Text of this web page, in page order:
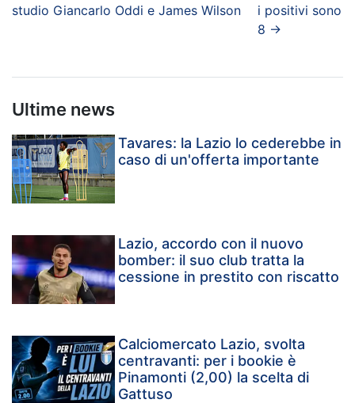
studio Giancarlo Oddi e James Wilson
i positivi sono
8 →
Ultime news
Tavares: la Lazio lo cederebbe in
caso di un'offerta importante
Lazio, accordo con il nuovo
bomber: il suo club tratta la
cessione in prestito con riscatto
Calciomercato Lazio, svolta
centravanti: per i bookie è
Pinamonti (2,00) la scelta di
Gattuso